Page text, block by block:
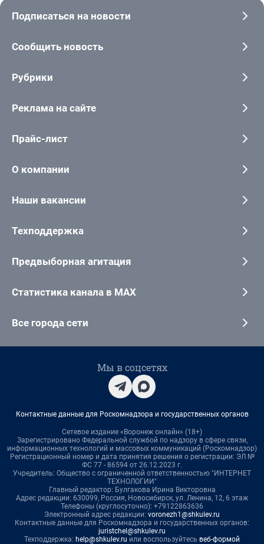
Подписаться на новости
Сообщить новость
Рубрики
Реклама на сайте
Прайс-лист
О компании
Наши вакансии
Техподдержка
Предвыборная агитация
Статистика канала в MAX
Все города сети
Мы в соцсетях
Контактные данные для Роскомнадзора и государственных органов
Сетевое издание «Воронеж онлайн» (18+)
Зарегистрировано Федеральной службой по надзору в сфере связи,
информационных технологий и массовых коммуникаций (Роскомнадзор)
Регистрационный номер и дата принятия решения о регистрации: ЭЛ №
ФС 77 - 86594 от 26.12.2023 г.
Учредитель: Общество с ограниченной ответственностью "ИНТЕРНЕТ
ТЕХНОЛОГИИ"
Главный редактор: Булгакова Ирина Викторовна
Адрес редакции: 630099, Россия, Новосибирск, ул. Ленина, 12, 6 этаж
Телефоны (круглосуточно): +79122863636
Электронный адрес редакции: voronezh1@shkulev.ru
Контактные данные для Роскомнадзора и государственных органов:
juristchel@shkulev.ru
Техподдержка: help@shkulev.ru или воспользуйтесь веб-формой